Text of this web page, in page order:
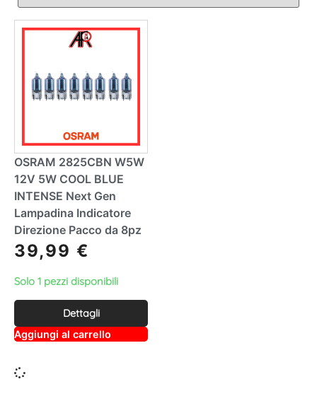
OSRAM 2825CBN W5W
12V 5W COOL BLUE
INTENSE Next Gen
Lampadina Indicatore
Direzione Pacco da 8pz
39,99 €
Solo 1 pezzi disponibili
Dettagli
Aggiungi al carrello
lt